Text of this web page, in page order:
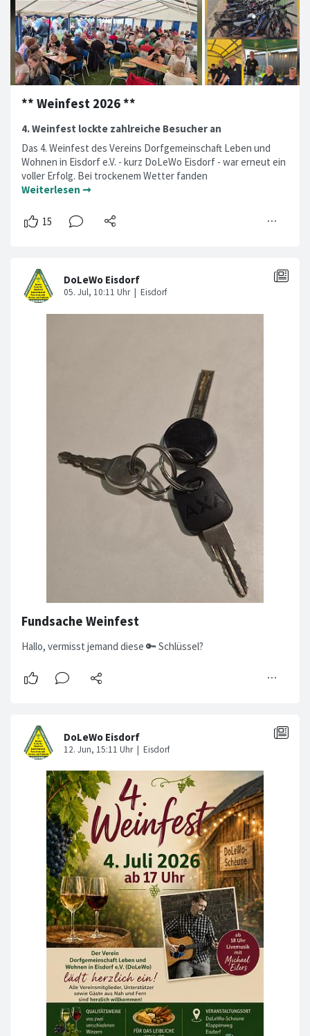
** Weinfest 2026 **
4. Weinfest lockte zahlreiche Besucher an
Das 4. Weinfest des Vereins Dorfgemeinschaft Leben und
Wohnen in Eisdorf e.V. - kurz DoLeWo Eisdorf - war erneut ein
voller Erfolg. Bei trockenem Wetter fanden
Weiterlesen ➞
Fundsache Weinfest
Hallo, vermisst jemand diese 🔑 Schlüssel?